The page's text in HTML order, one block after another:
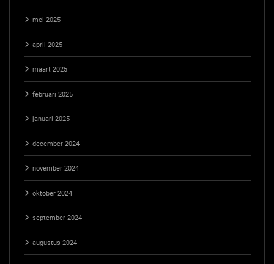
mei 2025
april 2025
maart 2025
februari 2025
januari 2025
december 2024
november 2024
oktober 2024
september 2024
augustus 2024